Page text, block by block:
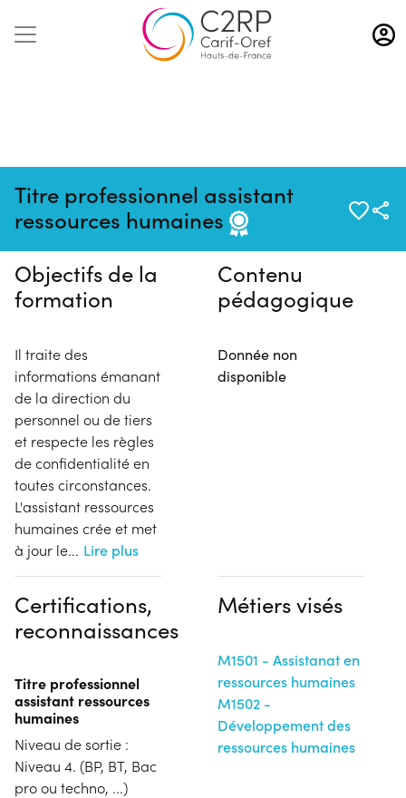
Aller
au
contenu
Titre professionnel assistant
ressources humaines
Pas de session programmée en
ce moment
Objectifs de la
formation
Il traite des
informations émanant
de la direction du
personnel ou de tiers
et respecte les règles
de confidentialité en
toutes circonstances.
L'assistant ressources
humaines crée et met
à jour le... Lire plus
Contenu
pédagogique
Donnée non
disponible
Certifications,
reconnaissances
Titre professionnel
assistant ressources
humaines
Niveau de sortie :
Niveau 4. (BP, BT, Bac
pro ou techno, ...)
Métiers visés
M1501 - Assistanat en
ressources humaines
M1502 -
Développement des
ressources humaines